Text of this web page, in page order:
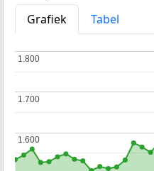
Grafiek
Tabel
1.600
1.600
1.700
1.700
1.800
1.800